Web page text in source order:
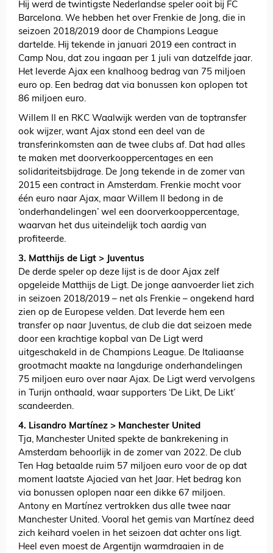
Hij werd de twintigste Nederlandse speler ooit bij FC
Barcelona. We hebben het over Frenkie de Jong, die in
seizoen 2018/2019 door de Champions League
dartelde. Hij tekende in januari 2019 een contract in
Camp Nou, dat zou ingaan per 1 juli van datzelfde jaar.
Het leverde Ajax een knalhoog bedrag van 75 miljoen
euro op. Een bedrag dat via bonussen kon oplopen tot
86 miljoen euro.
Willem II en RKC Waalwijk werden van de toptransfer
ook wijzer, want Ajax stond een deel van de
transferinkomsten aan de twee clubs af. Dat had alles
te maken met doorverkooppercentages en een
solidariteitsbijdrage. De Jong tekende in de zomer van
2015 een contract in Amsterdam. Frenkie mocht voor
één euro naar Ajax, maar Willem II bedong in de
‘onderhandelingen’ wel een doorverkooppercentage,
waarvan het dus uiteindelijk toch aardig van
profiteerde.
3. Matthijs de Ligt > Juventus
De derde speler op deze lijst is de door Ajax zelf
opgeleide Matthijs de Ligt. De jonge aanvoerder liet zich
in seizoen 2018/2019 – net als Frenkie – ongekend hard
zien op de Europese velden. Dat leverde hem een
transfer op naar Juventus, de club die dat seizoen mede
door een krachtige kopbal van De Ligt werd
uitgeschakeld in de Champions League. De Italiaanse
grootmacht maakte na langdurige onderhandelingen
75 miljoen euro over naar Ajax. De Ligt werd vervolgens
in Turijn onthaald, waar supporters ‘De Likt, De Likt’
scandeerden.
4. Lisandro Martínez > Manchester United
Tja, Manchester United spekte de bankrekening in
Amsterdam behoorlijk in de zomer van 2022. De club
Ten Hag betaalde ruim 57 miljoen euro voor de op dat
moment laatste Ajacied van het Jaar. Het bedrag kon
via bonussen oplopen naar een dikke 67 miljoen.
Antony en Martínez vertrokken dus alle twee naar
Manchester United. Vooral het gemis van Martínez deed
zich keihard voelen in het seizoen dat achter ons ligt.
Heel even moest de Argentijn warmdraaien in de